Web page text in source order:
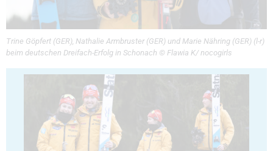
Trine Göpfert (GER), Nathalie Armbruster (GER) und Marie Nähring (GER) (l-r)
beim deutschen Dreifach-Erfolg in Schonach © Flawia K/ nocogirls